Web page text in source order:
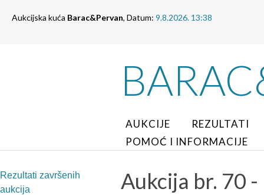
Aukcijska kuća Barac&Pervan, Datum: 9.8.2026. 13:38
AUKCIJE
REZULTATI
POMOĆ I INFORMACIJE
Rezultati završenih
aukcija
Aukcija br. 70